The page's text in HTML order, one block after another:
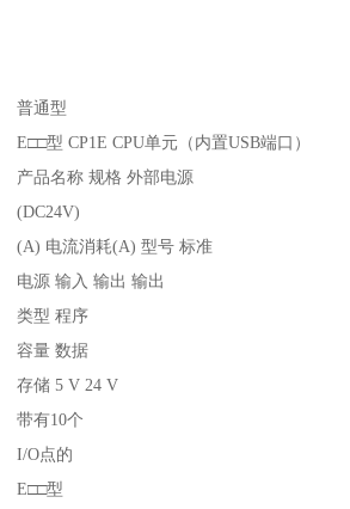
普通型
E□□型 CP1E CPU单元（内置USB端口）
产品名称 规格 外部电源
(DC24V)
(A) 电流消耗(A) 型号 标准
电源 输入 输出 输出
类型 程序
容量 数据
存储 5 V 24 V
带有10个
I/O点的
E□□型